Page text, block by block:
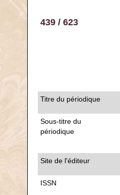
439 / 623
Titre du périodique
Sous-titre du
périodique
Site de l'éditeur
ISSN